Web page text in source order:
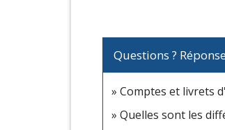
Questions ?
Comptes et livrets
Quelles sont les